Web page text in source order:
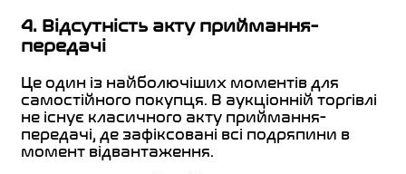
4. Відсутність акту приймання-
передачі
Це один із найболючіших моментів для
самостійного покупця. В аукціонній торгівлі
не існує класичного акту приймання-
передачі, де зафіксовані всі подряпини в
момент відвантаження.